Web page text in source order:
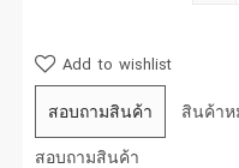
Add to wishlist
สอบถามสินค้า สินค้าห
สอบถามสินค้า